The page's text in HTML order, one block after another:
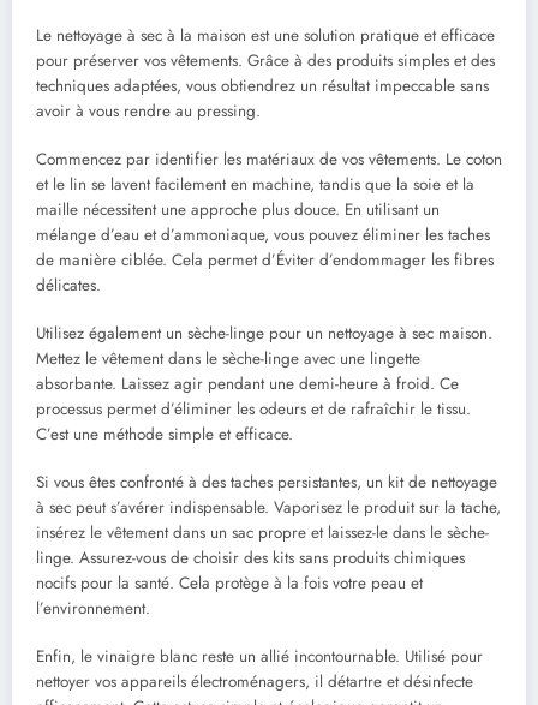
Le nettoyage à sec à la maison est une solution pratique et efficace
pour préserver vos vêtements. Grâce à des produits simples et des
techniques adaptées, vous obtiendrez un résultat impeccable sans
avoir à vous rendre au pressing.
Commencez par identifier les matériaux de vos vêtements. Le coton
et le lin se lavent facilement en machine, tandis que la soie et la
maille nécessitent une approche plus douce. En utilisant un
mélange d’eau et d’ammoniaque, vous pouvez éliminer les taches
de manière ciblée. Cela permet d’Éviter d’endommager les fibres
délicates.
Utilisez également un sèche-linge pour un nettoyage à sec maison.
Mettez le vêtement dans le sèche-linge avec une lingette
absorbante. Laissez agir pendant une demi-heure à froid. Ce
processus permet d’éliminer les odeurs et de rafraîchir le tissu.
C’est une méthode simple et efficace.
Si vous êtes confronté à des taches persistantes, un kit de nettoyage
à sec peut s’avérer indispensable. Vaporisez le produit sur la tache,
insérez le vêtement dans un sac propre et laissez-le dans le sèche-
linge. Assurez-vous de choisir des kits sans produits chimiques
nocifs pour la santé. Cela protège à la fois votre peau et
l’environnement.
Enfin, le vinaigre blanc reste un allié incontournable. Utilisé pour
nettoyer vos appareils électroménagers, il détartre et désinfecte